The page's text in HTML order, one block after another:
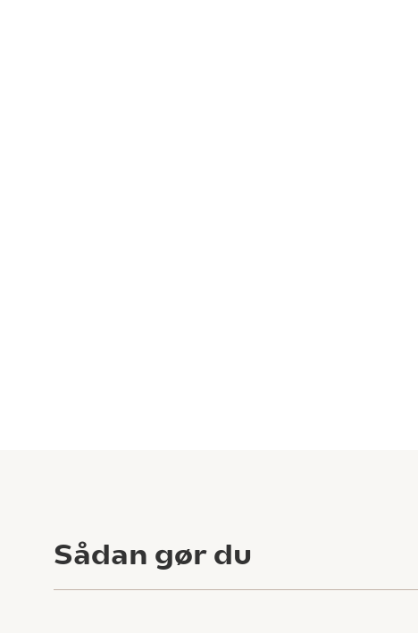
Sådan gør du